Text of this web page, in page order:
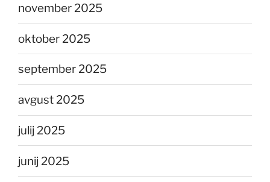
november 2025
oktober 2025
september 2025
avgust 2025
julij 2025
junij 2025